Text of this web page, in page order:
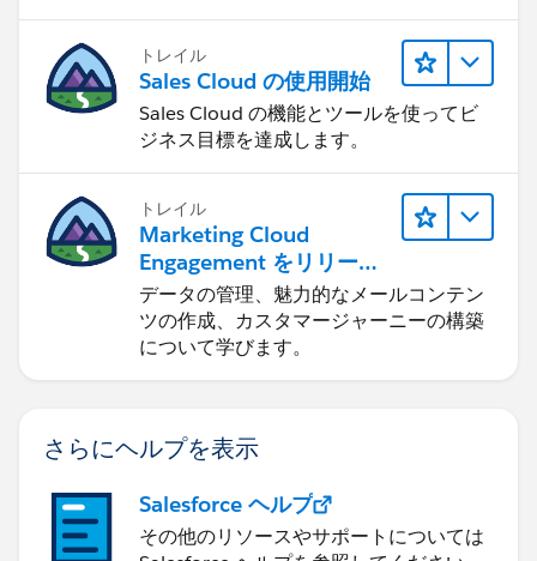
トレイル
Sales Cloud の使用開始
Sales Cloud の機能とツールを使ってビ
ジネス目標を達成します。
トレイル
Marketing Cloud
Engagement をリリース
する
データの管理、魅力的なメールコンテン
ツの作成、カスタマージャーニーの構築
について学びます。
さらにヘルプを表示
Salesforce ヘルプ
その他のリソースやサポートについては